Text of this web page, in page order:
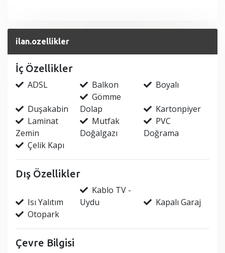
ilan.ozellikler
İç Özellikler
ADSL Balkon Boyalı
Duşakabin
Gömme
Dolap
Kartonpiyer
Laminat
Zemin
Mutfak
Doğalgazı
PVC
Doğrama
Çelik Kapı
Dış Özellikler
Isı Yalıtım
Kablo TV -
Uydu
Kapalı Garaj
Otopark
Çevre Bilgisi